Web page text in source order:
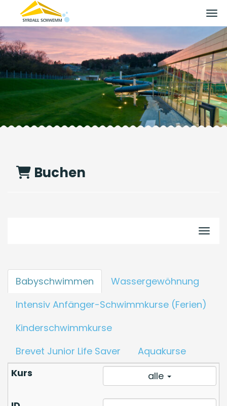
Buchen
Babyschwimmen
Wassergewöhnung
Intensiv Anfänger-Schwimmkurse (Ferien)
Kinderschwimmkurse
Brevet Junior Life Saver
Aquakurse
alle